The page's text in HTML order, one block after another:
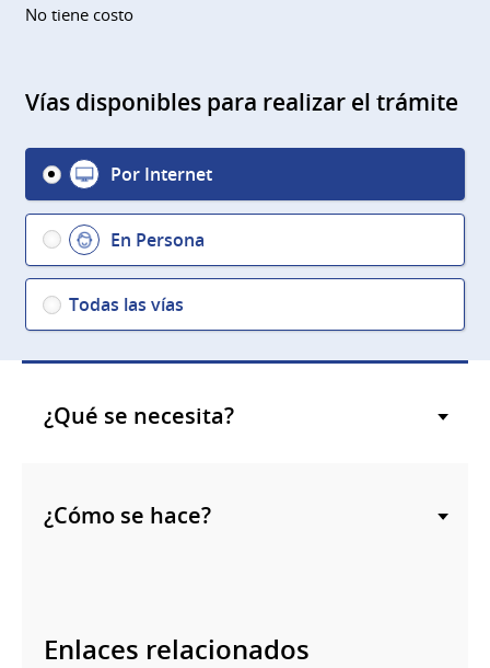
No tiene costo
Vías disponibles para realizar el trámite
Por Internet
En Persona
Todas las vías
¿Qué se necesita?
¿Cómo se hace?
Enlaces relacionados